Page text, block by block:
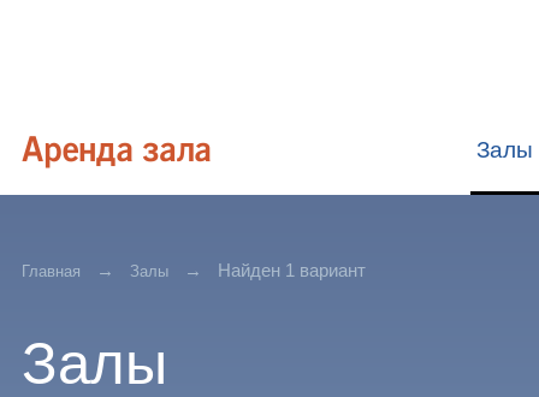
Залы
Главная Залы Найден 1 вариант
Залы